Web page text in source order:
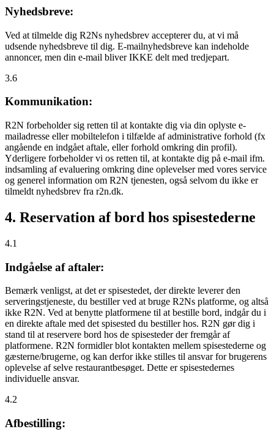
Nyhedsbreve:
Ved at tilmelde dig R2Ns nyhedsbrev accepterer du, at vi må
udsende nyhedsbreve til dig. E-mailnyhedsbreve kan indeholde
annoncer, men din e-mail bliver IKKE delt med tredjepart.
3.6
Kommunikation:
R2N forbeholder sig retten til at kontakte dig via din oplyste e-
mailadresse eller mobiltelefon i tilfælde af administrative forhold (fx
angående en indgået aftale, eller forhold omkring din profil).
Yderligere forbeholder vi os retten til, at kontakte dig på e-mail ifm.
indsamling af evaluering omkring dine oplevelser med vores service
og generel information om R2N tjenesten, også selvom du ikke er
tilmeldt nyhedsbrev fra r2n.dk.
4. Reservation af bord hos spisestederne
4.1
Indgåelse af aftaler:
Bemærk venligst, at det er spisestedet, der direkte leverer den
serveringstjeneste, du bestiller ved at bruge R2Ns platforme, og altså
ikke R2N. Ved at benytte platformene til at bestille bord, indgår du i
en direkte aftale med det spisested du bestiller hos. R2N gør dig i
stand til at reservere bord hos de spisesteder der fremgår af
platformene. R2N formidler blot kontakten mellem spisestederne og
gæsterne/brugerne, og kan derfor ikke stilles til ansvar for brugerens
oplevelse af selve restaurantbesøget. Dette er spisestedernes
individuelle ansvar.
4.2
Afbestilling: